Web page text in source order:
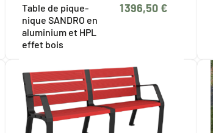
Table de pique-
nique SANDRO en
aluminium et HPL
effet bois
1 396,50 €